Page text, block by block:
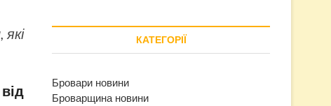
КАТЕГОРІЇ
Бровари новини
Броварщина новини